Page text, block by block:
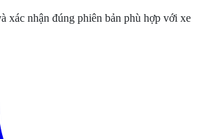
xác nhận đúng phiên bản phù hợp với xe